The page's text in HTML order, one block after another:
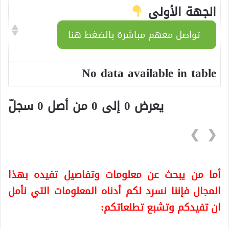
الجهة الأولى
تواصل معهم مباشرة بالضغط هنا
No data available in table
يعرض 0 إلى 0 من أصل 0 سجلّ
❮
❯
أما من يبحث عن معلومات وتفاصيل تفيده بهذا
المجال فإننا نسرد لكم أدناه المعلومات التي نأمل
ان تفيدكم وتشبع تطلعاتكم: